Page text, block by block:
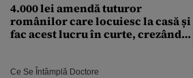
4.000 lei amendă tuturor
românilor care locuiesc la casă și
fac acest lucru în curte, crezând
Ce Se Întâmplă Doctore